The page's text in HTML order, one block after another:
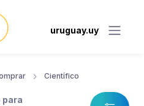
uruguay.uy
Científico
para